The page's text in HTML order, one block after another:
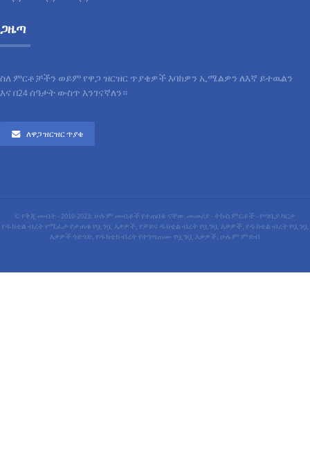
ጋዜጣ
ስለ ምርቶቻችን ወይም የዋጋ ዝርዝር ጥያቄዎች እባክዎን ኢሜልዎን ለእኛ ይተዉልን
እና በ24 ሰዓታት ውስጥ እንገናኛለን።
ለዋጋ ዝርዝር ጥያቄ
© የቅጂ መብት - 2010-2023: ሁሉም መብቶች የተጠበቁ ናቸው.መመሪያ - ትኩስ ምርቶች - የጣቢያ ካርታ
የዱክቲል ብረት የሚፈታ የታጠቁ የቧንቧ እቃዎች, የቻይና ዱክቲል ብረት የቧንቧ እቃዎች, የዱክቲል ብረት የቧንቧ
እቃዎች ጎድጎድ, የዱክቲክ ብረት የተገጣጠሙ የቧንቧ እቃዎች, ሁሉም ምድብ